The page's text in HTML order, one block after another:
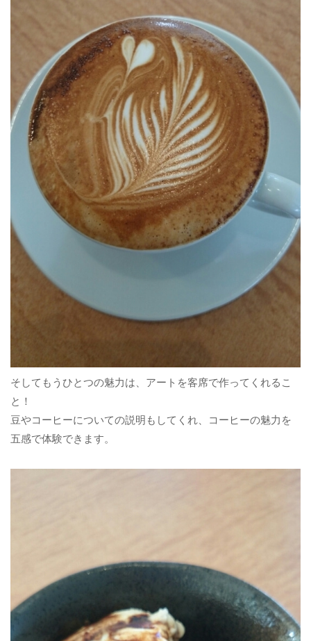
そしてもうひとつの魅力は、アートを客席で作ってくれるこ
と！
豆やコーヒーについての説明もしてくれ、コーヒーの魅力を
五感で体験できます。